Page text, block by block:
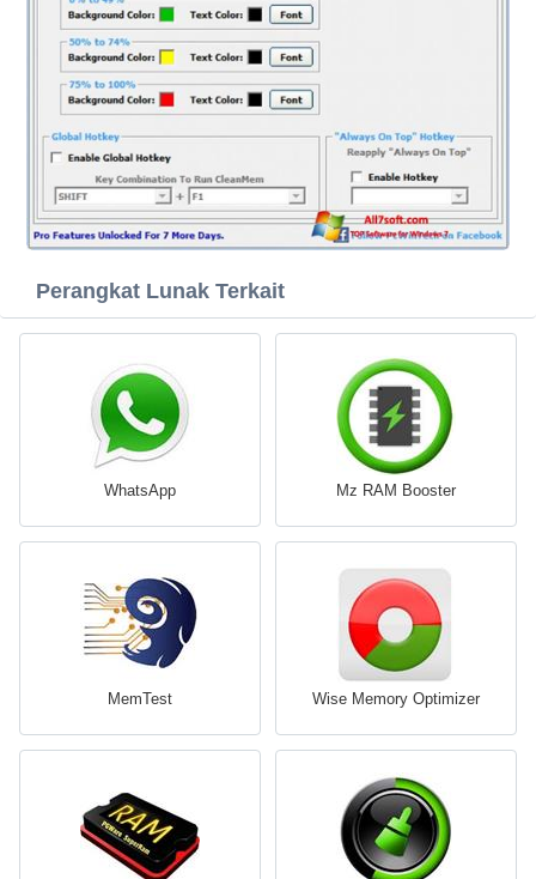
Perangkat Lunak Terkait
WhatsApp Mz RAM Booster
MemTest Wise Memory Optimizer